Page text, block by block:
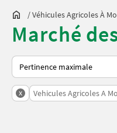
/Véhicules Agricoles À
Marché
Voici comment les
x Vehicules Agricoles A